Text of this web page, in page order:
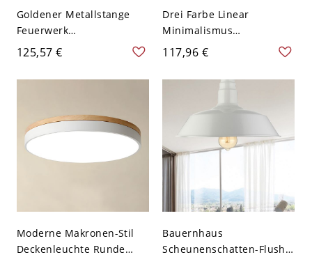
Goldener Metallstange
Feuerwerk
Halbdeckenlampe
Moderne Bunter Kugel
Glasschirm Deckenleuchte
125,57 €
Drei Farbe Linear
Minimalismus
Deckenlampe Rechteck
Weißer Acryl Schirm
Deckenleuchte - Weiß
110V-120V 59,69 cm
117,96 €
Moderne Makronen-Stil
Deckenleuchte Runde
Bauernhaus
Scheunenschatten-Flush-